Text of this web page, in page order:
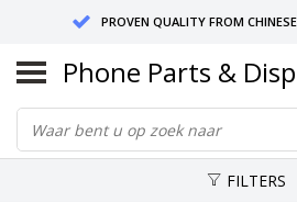
PROVEN QUALITY FROM
SEND RETURNS TO GERMANY
10 DAY
Phone Parts &
FILTERS